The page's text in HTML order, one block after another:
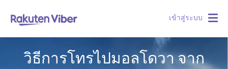
เข้าสู่ระบบ
วิธีการโทรไปมอลโดวา จาก